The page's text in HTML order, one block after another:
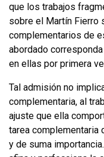
que los trabajos
sobre el Martín Fierro
complementarios de
abordado
en ellas por primera
Tal admisión no
complementaria, al
ajuste que ella
tarea
y de suma